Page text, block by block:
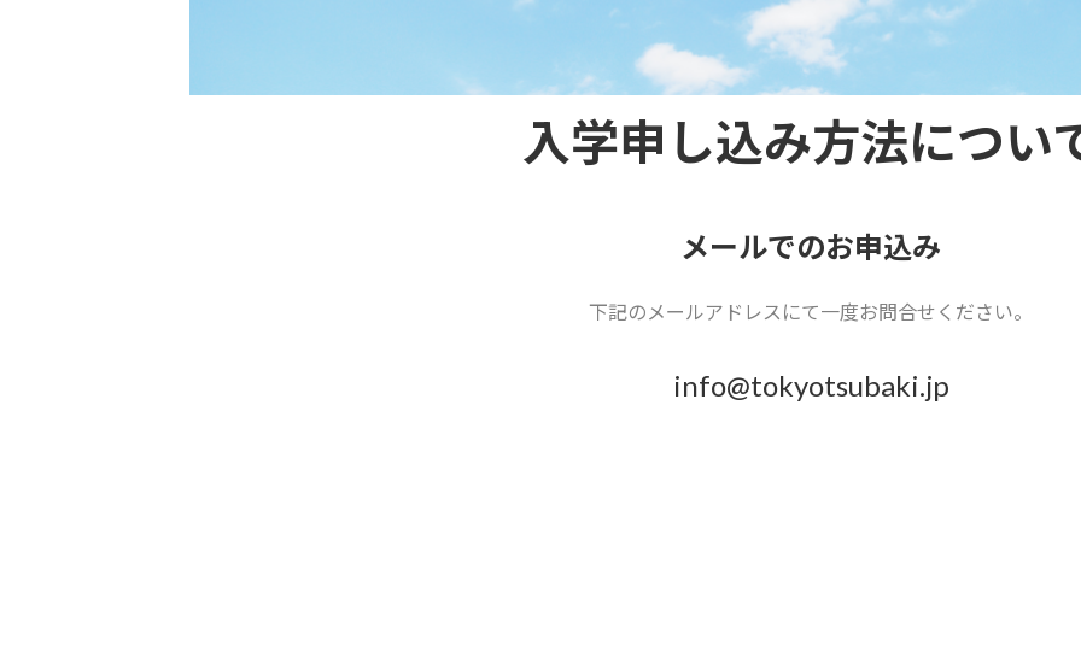
入学申し込み方法につい
メールでのお申込み
下記のメールアドレスにて一度お問合せください。
info@tokyotsubaki.jp